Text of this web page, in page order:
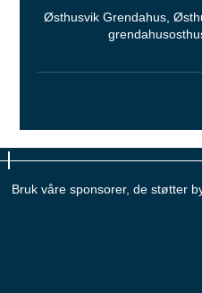
Østhusvik Grendahus,
Bruk våre sponsorer, de støtter
Bruk våre sponsorer, de støtter